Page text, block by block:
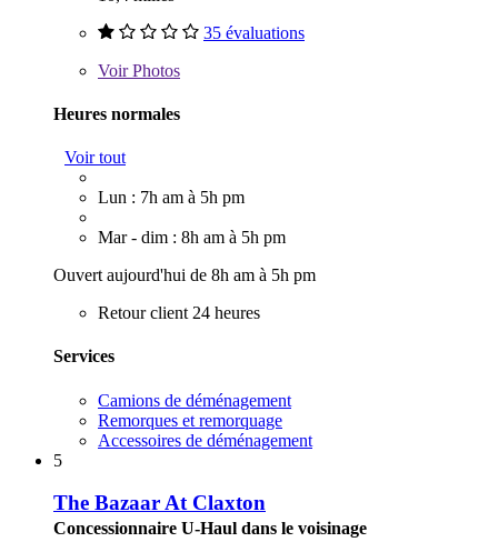
35 évaluations
VoirPhotos
Heures normales
Voir tout
Lun : 7h am à 5h pm
Mar - dim : 8h am à 5h pm
Ouvert aujourd'hui de 8h am à 5h pm
Retour client 24 heures
Services
Camions de déménagement
Remorques et remorquage
Accessoires de déménagement
5
The Bazaar At Claxton
Concessionnaire U-Haul dans le voisinage